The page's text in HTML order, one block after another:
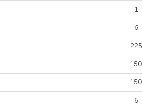
1
6
225
150
150
6